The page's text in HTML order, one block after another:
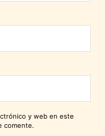
y web en este
comente.